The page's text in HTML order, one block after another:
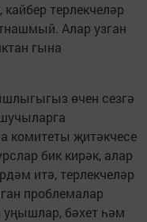
терлекчеләр
Алар узган
гына
өчен сезгә
комитеты җитәкчесе
бик кирәк, алар
итә, терлекчеләр
проблемалар
бәхет һәм